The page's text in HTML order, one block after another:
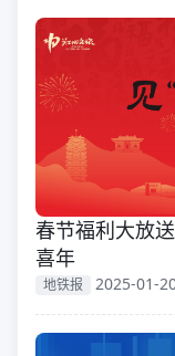
春节福利大放
喜年
地铁报 2025-01-